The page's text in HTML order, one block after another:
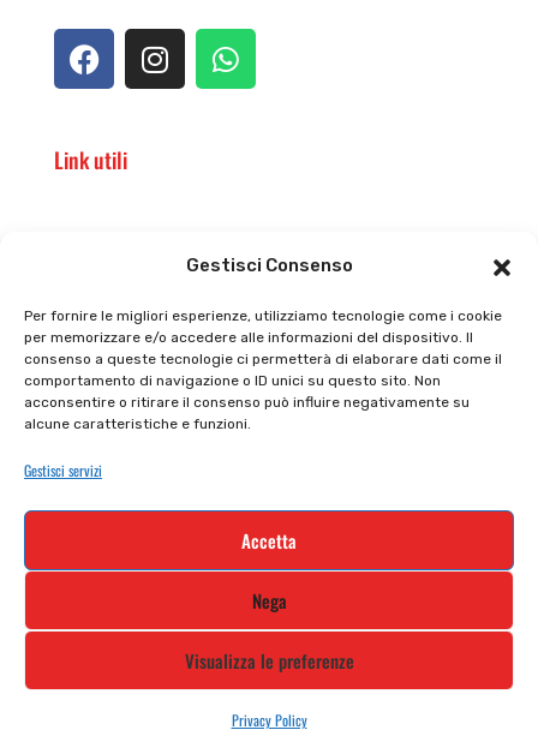
Gestisci Consenso
Per fornire le migliori esperienze, utilizziamo tecnologie come i cookie
per memorizzare e/o accedere alle informazioni del dispositivo. Il
consenso a queste tecnologie ci permetterà di elaborare dati come il
comportamento di navigazione o ID unici su questo sito. Non
acconsentire o ritirare il consenso può influire negativamente su
alcune caratteristiche e funzioni.
Gestisci servizi
Accetta
Nega
Visualizza le preferenze
Privacy Policy
Link utili
Privacy policy
Cookie policy
Tutti prodotti
Termini e condizioni
Iscriviti alla nostra newsletter e rimani